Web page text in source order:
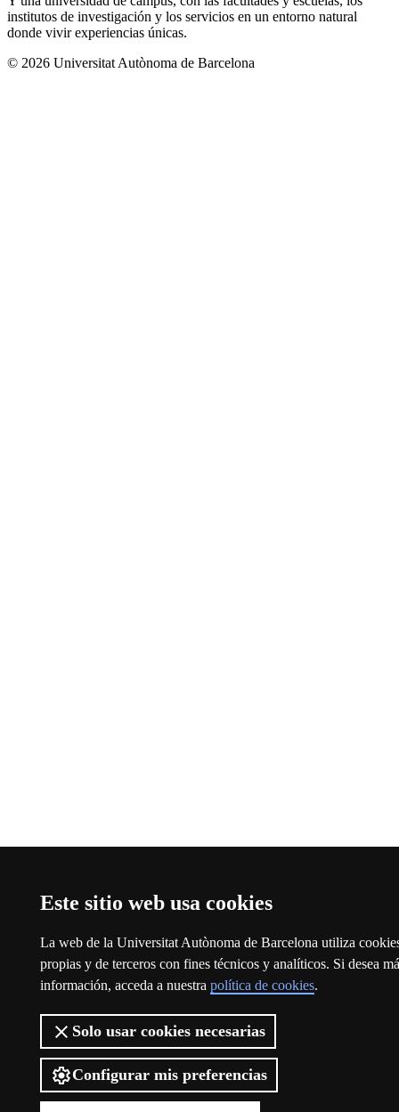
Este sitio web usa cookies
La web de la Universitat Autònoma de Barcelona utiliza
propias y de terceros con fines técnicos y analíticos. Si desea
información, acceda a nuestra política de cookies.
Solo usar cookies necesarias
Configurar mis preferencias
institutos de investigación y los servicios en un entorno natural
donde vivir experiencias únicas.
© 2026 Universitat Autònoma de Barcelona